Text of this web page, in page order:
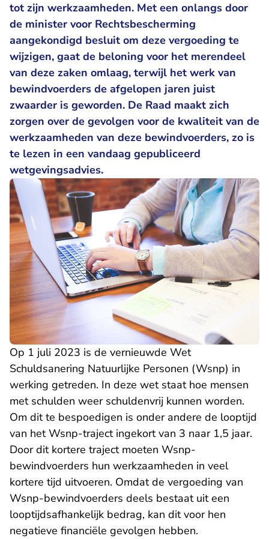
tot zijn werkzaamheden. Met een onlangs door
de minister voor Rechtsbescherming
aangekondigd besluit om deze vergoeding te
wijzigen, gaat de beloning voor het merendeel
van deze zaken omlaag, terwijl het werk van
bewindvoerders de afgelopen jaren juist
zwaarder is geworden. De Raad maakt zich
zorgen over de gevolgen voor de kwaliteit van de
werkzaamheden van deze bewindvoerders, zo is
te lezen in een vandaag gepubliceerd
wetgevingsadvies.
Op 1 juli 2023 is de vernieuwde Wet
Schuldsanering Natuurlijke Personen (Wsnp) in
werking getreden. In deze wet staat hoe mensen
met schulden weer schuldenvrij kunnen worden.
Om dit te bespoedigen is onder andere de looptijd
van het Wsnp-traject ingekort van 3 naar 1,5 jaar.
Door dit kortere traject moeten Wsnp-
bewindvoerders hun werkzaamheden in veel
kortere tijd uitvoeren. Omdat de vergoeding van
Wsnp-bewindvoerders deels bestaat uit een
looptijdsafhankelijk bedrag, kan dit voor hen
negatieve financiële gevolgen hebben.